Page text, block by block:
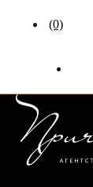
(0)